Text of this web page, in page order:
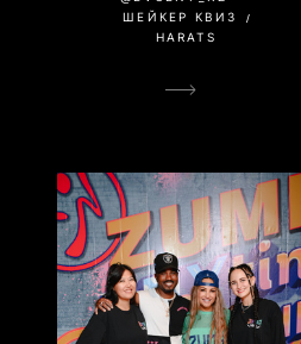
ШЕЙКЕР КВИЗ
HARATS